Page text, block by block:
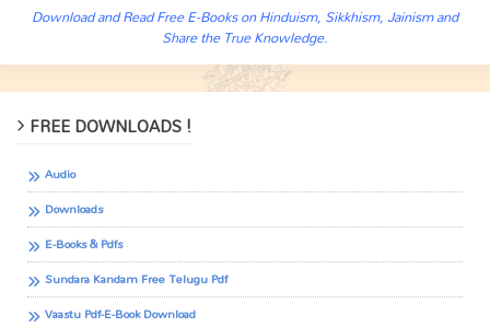
Download and Read Free E-Books on Hinduism, Sikkhism, Jainism and
Share the True Knowledge.
FREE DOWNLOADS !
Audio
Downloads
E-Books & Pdfs
Sundara Kandam Free Telugu Pdf
Vaastu Pdf-E-Book Download